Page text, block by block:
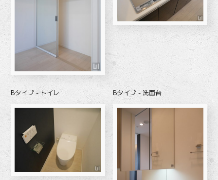
Bタイプ - トイレ Bタイプ - 洗面台